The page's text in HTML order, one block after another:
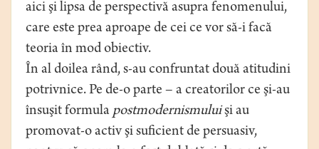
aici şi lipsa de perspectivă asupra fenomenului,
care este prea aproape de cei ce vor să-i facă
teoria în mod obiectiv.
În al doilea rând, s-au confruntat două atitudini
potrivnice. Pe de-o parte – a creatorilor ce şi-au
însuşit formula postmodernismuluişi au
promovat-o activ şi suficient de persuasiv,